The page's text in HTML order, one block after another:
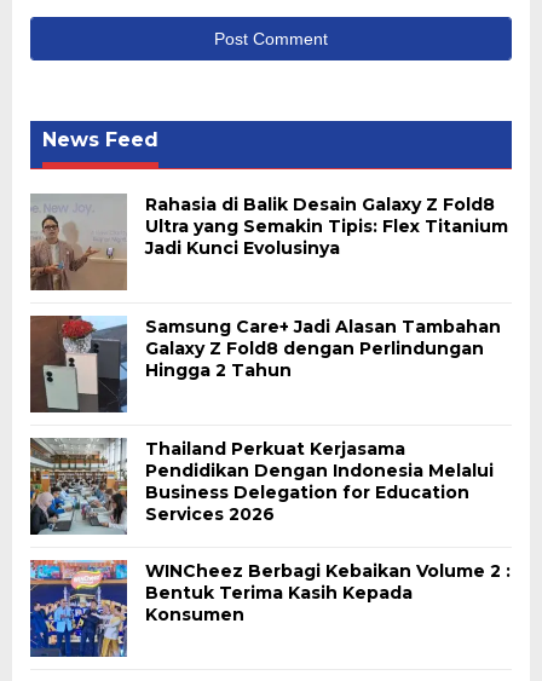
News Feed
Rahasia di Balik Desain Galaxy Z Fold8
Ultra yang Semakin Tipis: Flex Titanium
Jadi Kunci Evolusinya
Samsung Care+ Jadi Alasan Tambahan
Galaxy Z Fold8 dengan Perlindungan
Hingga 2 Tahun
Thailand Perkuat Kerjasama
Pendidikan Dengan Indonesia Melalui
Business Delegation for Education
Services 2026
WINCheez Berbagi Kebaikan Volume 2 :
Bentuk Terima Kasih Kepada
Konsumen